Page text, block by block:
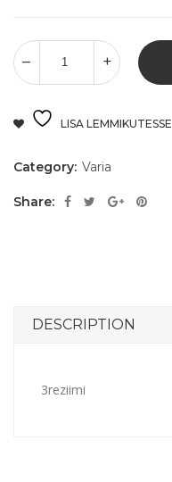
LISA LEMMIKUTESSE
Category: Varia
Share:
DESCRIPTION
3reziimi